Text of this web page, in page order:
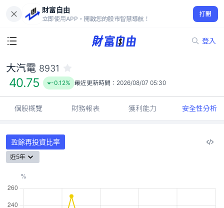
財富自由
立即使用APP，開啟您的股市智慧導航！
打開
登入
40.75
-0.12%
大汽電 8931
40.75 -0.12% 最近更新時間： 2026/08/07 05:30
個股概覽 財務報表 獲利能力 安全性分析
盈餘再投資比率
近5年